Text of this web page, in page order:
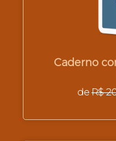
Caderno
deR$